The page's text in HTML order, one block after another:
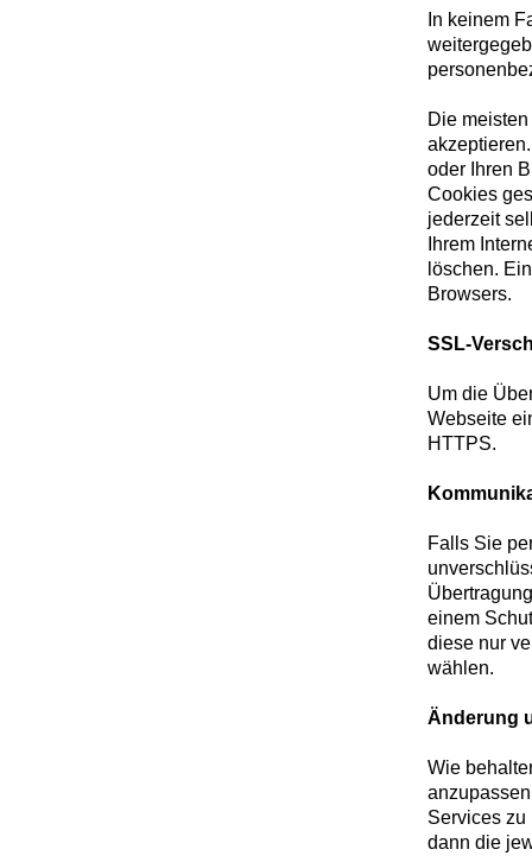
In keinem
Die
oder Ihren
Cookies
jederzeit
Ihrem
löschen.
Browsers.
SSL-
Um die
Webseite
HTTPS.
Falls Sie
einem
diese nur
wählen.
Änderung
Wie
Services zu
dann die